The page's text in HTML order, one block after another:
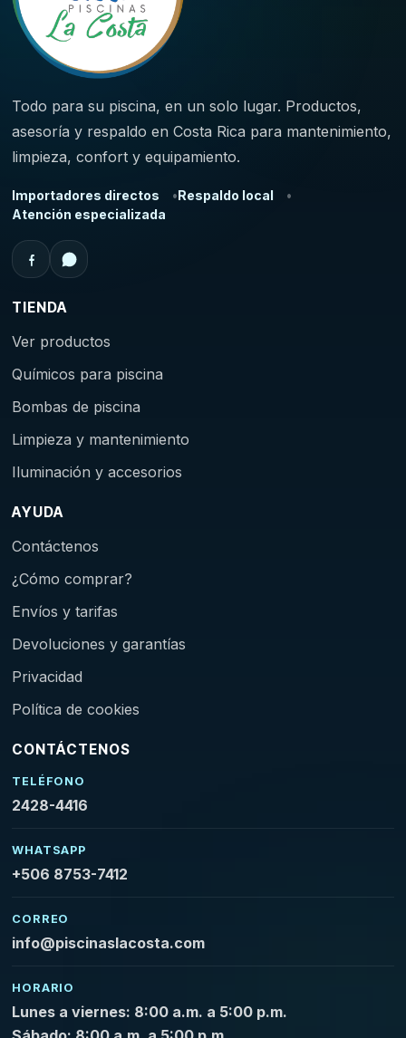
Todo para su piscina, en un solo lugar. Productos,
asesoría y respaldo en Costa Rica para mantenimiento,
limpieza, confort y equipamiento.
Importadores directos
Respaldo local
Atención especializada
TIENDA
Ver productos
Químicos para piscina
Bombas de piscina
Limpieza y mantenimiento
Iluminación y accesorios
AYUDA
Contáctenos
¿Cómo comprar?
Envíos y tarifas
Devoluciones y garantías
Privacidad
Política de cookies
CONTÁCTENOS
TELÉFONO
2428-4416
WHATSAPP
+506 8753-7412
CORREO
info@piscinaslacosta.com
HORARIO
Lunes a viernes: 8:00 a.m. a 5:00 p.m.